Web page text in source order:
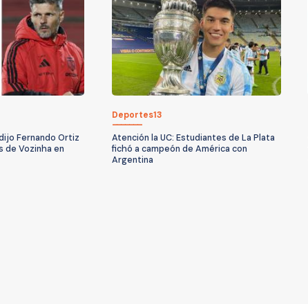
Fernando Ortiz
de Vozinha en
Deportes13
Atención la UC: Estudiantes de La Plata
fichó a campeón de América con
Argentina